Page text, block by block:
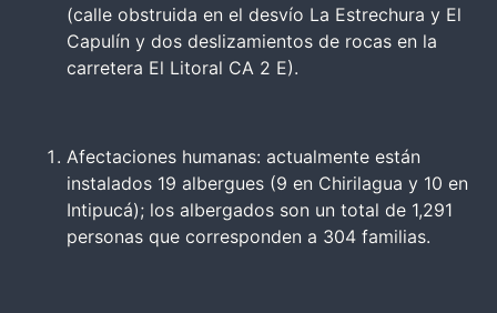
(calle obstruida en el desvío La Estrechura y El
Capulín y dos deslizamientos de rocas en la
carretera El Litoral CA 2 E).
Afectaciones humanas: actualmente están
instalados 19 albergues (9 en Chirilagua y 10 en
Intipucá); los albergados son un total de 1,291
personas que corresponden a 304 familias.